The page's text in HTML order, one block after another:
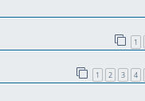
1
1 2 3 4